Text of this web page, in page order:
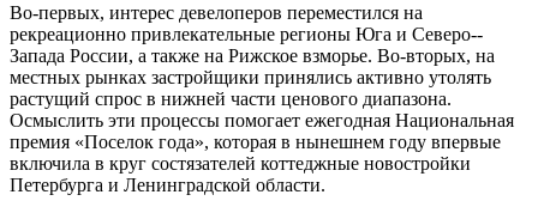
Во-первых, интерес девелоперов переместился на
рекреационно привлекательные регионы Юга и Северо-­
Запада России, а также на Рижское взморье. Во-вторых, на
местных рынках застройщики принялись активно утолять
растущий спрос в нижней части ценового диапазона.
Осмыслить эти процессы помогает ежегодная Национальная
премия «Поселок года», которая в нынешнем году впервые
включила в круг состязателей коттеджные новостройки
Петербурга и Ленинградской области.